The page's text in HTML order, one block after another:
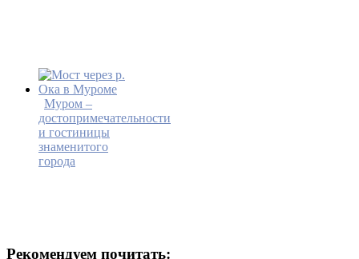
Муром –
достопримечательности
и гостиницы
знаменитого
города
Рекомендуем почитать: